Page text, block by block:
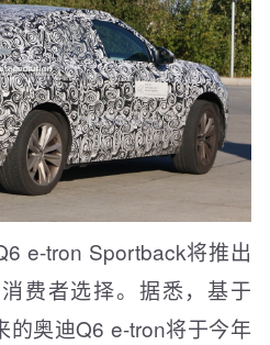
e-tron Sportback将推出
费者选择。据悉，基于
的奥迪Q6 e-tron将于今年